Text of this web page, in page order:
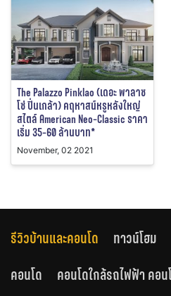
The Palazzo Pinklao (เดอะ พาลาซ
โซ่ ปิ่นเกล้า) คฤหาสน์หรูหลังใหญ่
สไตล์ American Neo-Classic ราคา
เริ่ม 35-60 ล้านบาท*
November, 02 2021
รีวิวบ้านและคอนโด ทาวน์โฮม
คอนโด
คอนโดใกล้รถไฟฟ้า คอ